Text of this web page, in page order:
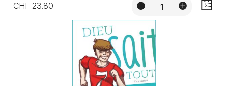
CHF 23.80